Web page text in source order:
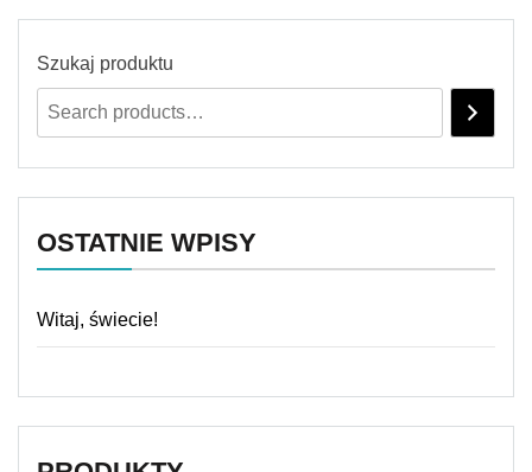
Szukaj produktu
OSTATNIE WPISY
Witaj, świecie!